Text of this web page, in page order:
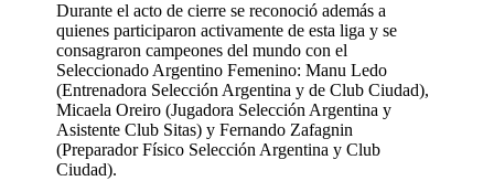
Durante el acto de cierre se reconoció además a
quienes participaron activamente de esta liga y se
consagraron campeones del mundo con el
Seleccionado Argentino Femenino: Manu Ledo
(Entrenadora Selección Argentina y de Club Ciudad),
Micaela Oreiro (Jugadora Selección Argentina y
Asistente Club Sitas) y Fernando Zafagnin
(Preparador Físico Selección Argentina y Club
Ciudad).